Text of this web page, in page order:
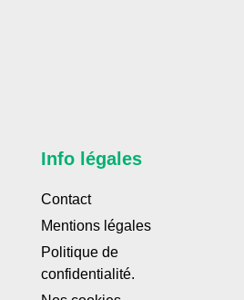
Info légales
Contact
Mentions légales
Politique de
confidentialité.